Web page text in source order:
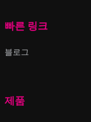
빠른 링크
블로그
제품